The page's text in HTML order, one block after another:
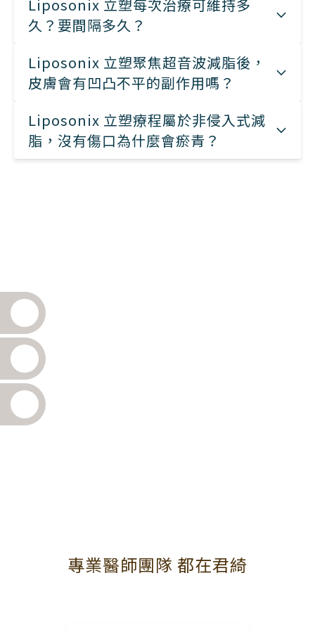
Liposonix 立塑每次治療可維持多
久？要間隔多久？
Liposonix 立塑聚焦超音波減脂後，
皮膚會有凹凸不平的副作用嗎？
Liposonix 立塑療程屬於非侵入式減
脂，沒有傷口為什麼會瘀青？
專業醫師團隊 都在君綺